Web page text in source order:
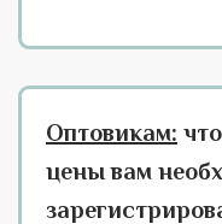
Оптовикам:
цены вам